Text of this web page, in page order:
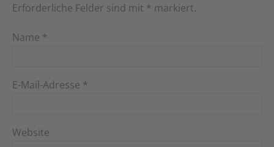
Erforderliche Felder sind mit * markiert.
Name *
E-Mail-Adresse *
Website